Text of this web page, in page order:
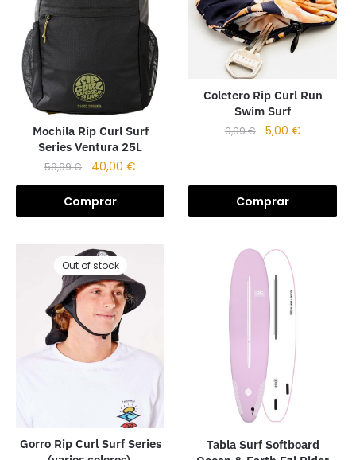
Mochila Rip Curl Surf
Series Ventura 25L
59,99€ 40,00€
Comprar
Coletero Rip Curl Run
Swim Surf
9,99€ 5,00 €
Comprar
Out of stock
Gorro Rip Curl Surf Series
Tabla Surf Softboard